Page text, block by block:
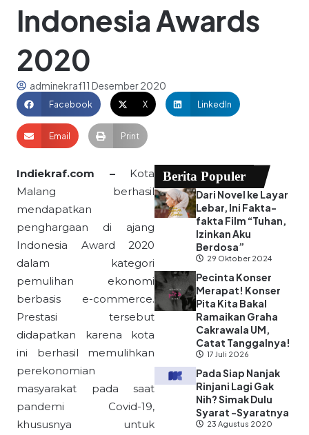
Indonesia Awards
2020
adminekraf11 Desember 2020
Facebook X LinkedIn
Email Print
Indiekraf.com –Kota
Malang berhasil
mendapatkan
penghargaan di ajang
Indonesia Award 2020
dalam kategori
pemulihan ekonomi
berbasis e-commerce.
Prestasi tersebut
didapatkan karena kota
ini berhasil memulihkan
perekonomian
masyarakat pada saat
pandemi Covid-19,
khususnya untuk
Berita Populer
Dari Novel ke Layar
Lebar, Ini Fakta-
fakta Film “Tuhan,
Izinkan Aku
Berdosa”
29 Oktober 2024
Pecinta Konser
Merapat! Konser
Pita Kita Bakal
Ramaikan Graha
Cakrawala UM,
Catat Tanggalnya!
17 Juli 2026
Pada Siap Nanjak
Rinjani Lagi Gak
Nih? Simak Dulu
Syarat -Syaratnya
23 Agustus 2020